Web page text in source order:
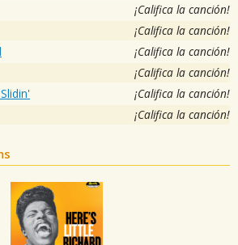
¡Califica la canción!
¡Califica la canción!
¡Califica la canción!
¡Califica la canción!
¡Califica la canción!
¡Califica la canción!